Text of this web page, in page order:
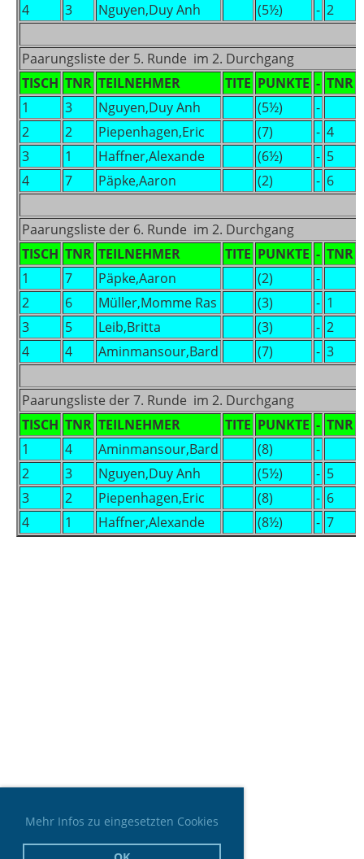
Mehr Infos zu eingesetzten Cookies
4
3 Nguyen,Duy Anh (5½) - 2
Paarungsliste der 5. Runde im 2. Durchgang
TISCH TNR TEILNEHMER TITE PUNKTE - TNR
1
3 Nguyen,Duy Anh (5½)
-
2
2 Piepenhagen,Eric (7) - 4
3
1 Haffner,Alexande (6½) - 5
4
7 Päpke,Aaron (2) - 6
Paarungsliste der 6. Runde im 2. Durchgang
TISCH TNR TEILNEHMER TITE PUNKTE - TNR
1
7 Päpke,Aaron (2)
-
2
6 Müller,Momme Ras (3) - 1
3
5 Leib,Britta (3) - 2
4
4 Aminmansour,Bard (7) - 3
Paarungsliste der 7. Runde im 2. Durchgang
TISCH TNR TEILNEHMER TITE PUNKTE - TNR
1
4 Aminmansour,Bard (8)
-
2
3 Nguyen,Duy Anh (5½) - 5
3
2 Piepenhagen,Eric (8) - 6
4
1 Haffner,Alexande (8½) - 7